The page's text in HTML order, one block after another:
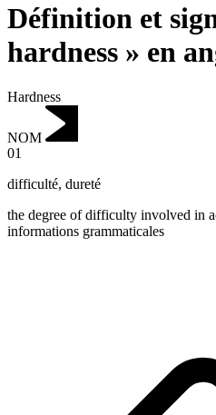
Définition et
hardness » en
Hardness
NOM
01
difficulté, dureté
the degree of difficulty involved in
informations grammaticales